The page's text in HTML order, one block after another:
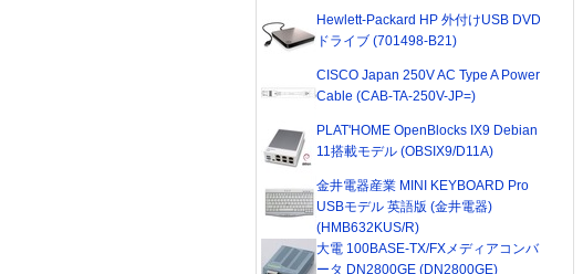
Hewlett-Packard HP 外付けUSB DVD
ドライブ (701498-B21)
CISCO Japan 250V AC Type A Power
Cable (CAB-TA-250V-JP=)
PLAT'HOME OpenBlocks IX9 Debian
11搭載モデル (OBSIX9/D11A)
金井電器産業 MINI KEYBOARD Pro
USBモデル 英語版 (金井電器)
(HMB632KUS/R)
大電 100BASE-TX/FXメディアコンバ
ータ DN2800GE (DN2800GE)